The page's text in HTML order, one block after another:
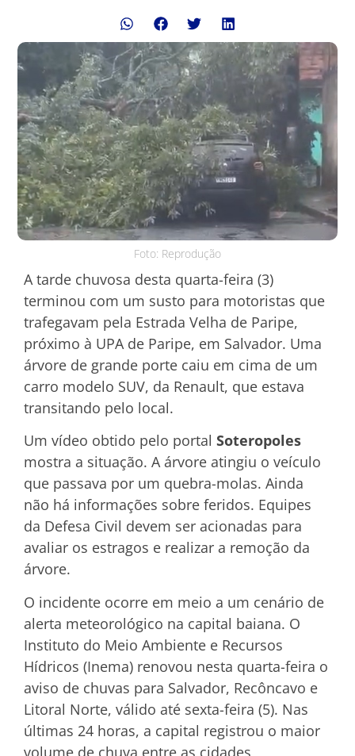
Foto: Reprodução
A tarde chuvosa desta quarta-feira (3)
terminou com um susto para motoristas que
trafegavam pela Estrada Velha de Paripe,
próximo à UPA de Paripe, em Salvador. Uma
árvore de grande porte caiu em cima de um
carro modelo SUV, da Renault, que estava
transitando pelo local.
Um vídeo obtido pelo portalSoteropoles
mostra a situação. A árvore atingiu o veículo
que passava por um quebra-molas. Ainda
não há informações sobre feridos. Equipes
da Defesa Civil devem ser acionadas para
avaliar os estragos e realizar a remoção da
árvore.
O incidente ocorre em meio a um cenário de
alerta meteorológico na capital baiana. O
Instituto do Meio Ambiente e Recursos
Hídricos (Inema) renovou nesta quarta-feira o
aviso de chuvas para Salvador, Recôncavo e
Litoral Norte, válido até sexta-feira (5). Nas
últimas 24 horas, a capital registrou o maior
volume de chuva entre as cidades